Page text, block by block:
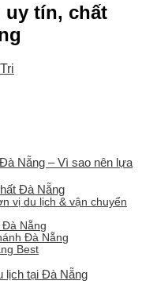
uy tín, chất
Nẵng – Vì sao nên lựa
Đà Nẵng
vị du lịch & vận chuyển
Đà Nẵng
Đà Nẵng
Best
lịch tại Đà Nẵng